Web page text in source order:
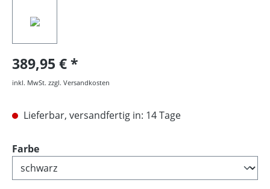
389,95 €
inkl. MwSt. zzgl. Versandkosten
Lieferbar, versandfertig in: 14 Tage
Farbeauswählen